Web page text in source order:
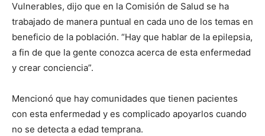
Vulnerables, dijo que en la Comisión de Salud se ha
trabajado de manera puntual en cada uno de los temas en
beneficio de la población. “Hay que hablar de la epilepsia,
a fin de que la gente conozca acerca de esta enfermedad
y crear conciencia”.
Mencionó que hay comunidades que tienen pacientes
con esta enfermedad y es complicado apoyarlos cuando
no se detecta a edad temprana.